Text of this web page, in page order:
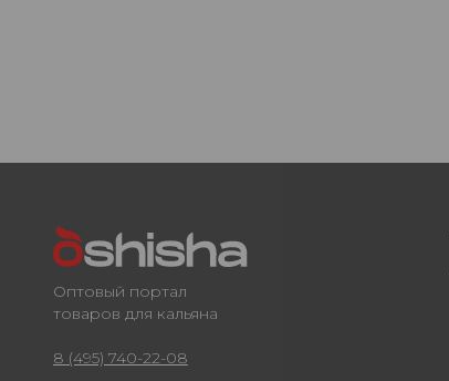
Оптовый портал
товаров для кальяна
8 (495) 740-22-08